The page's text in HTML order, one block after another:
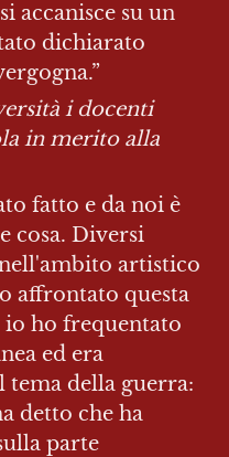
accanisce su un
dichiarato
i docenti
in merito alla
fatto e da noi è
cosa. Diversi
artistico
affrontato questa
io ho frequentato
ed era
della guerra:
detto che ha
parte